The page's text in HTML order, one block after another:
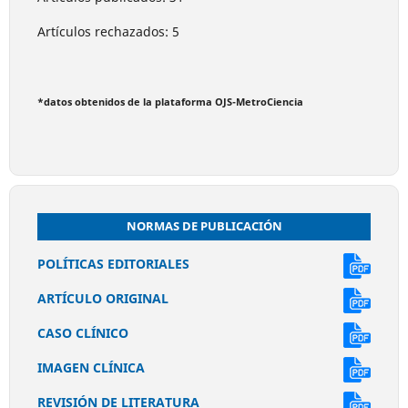
Artículos rechazados: 5
*datos obtenidos de la plataforma OJS-MetroCiencia
NORMAS DE PUBLICACIÓN
POLÍTICAS EDITORIALES
ARTÍCULO ORIGINAL
CASO CLÍNICO
IMAGEN CLÍNICA
REVISIÓN DE LITERATURA